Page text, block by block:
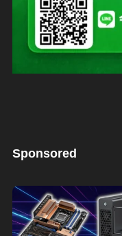
Sponsored